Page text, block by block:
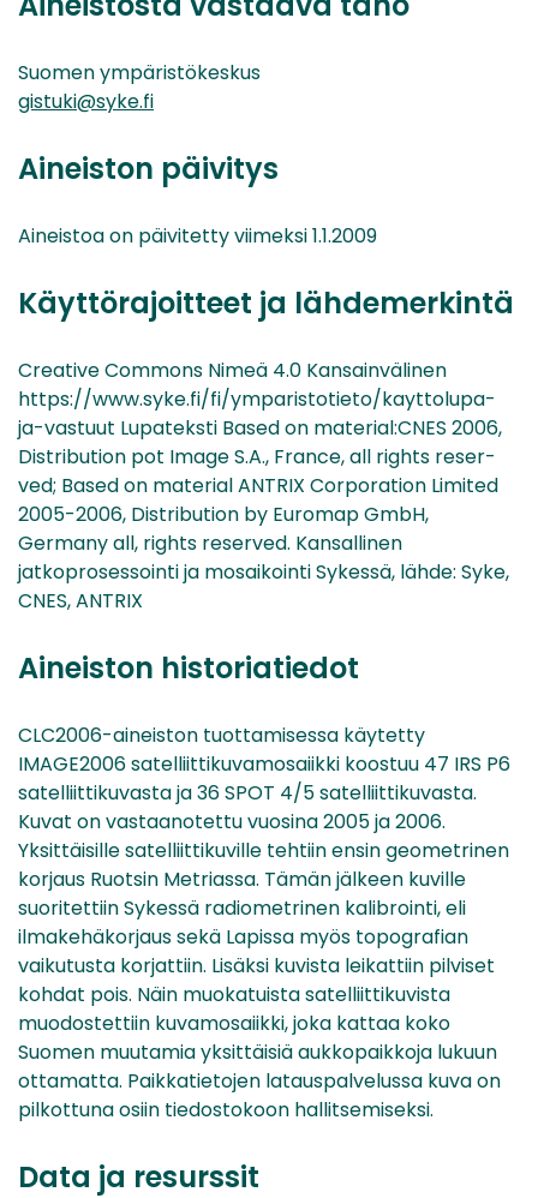
Suomen ympäristökeskus
gistuki@syke.fi
Aineiston päivitys
Aineistoa on päivitetty viimeksi 1.1.2009
Käyttörajoitteet ja lähdemerkintä
Creative Commons Nimeä 4.0 Kansainvälinen
https://www.syke.fi/fi/ymparistotieto/kayttolupa-
ja-vastuut Lupateksti Based on material:CNES 2006,
Distribution pot Image S.A., France, all rights reser-
ved; Based on material ANTRIX Corporation Limited
2005-2006, Distribution by Euromap GmbH,
Germany all, rights reserved. Kansallinen
jatkoprosessointi ja mosaikointi Sykessä, lähde: Syke,
CNES, ANTRIX
Aineiston historiatiedot
CLC2006-aineiston tuottamisessa käytetty
IMAGE2006 satelliittikuvamosaiikki koostuu 47 IRS P6
satelliittikuvasta ja 36 SPOT 4/5 satelliittikuvasta.
Kuvat on vastaanotettu vuosina 2005 ja 2006.
Yksittäisille satelliittikuville tehtiin ensin geometrinen
korjaus Ruotsin Metriassa. Tämän jälkeen kuville
suoritettiin Sykessä radiometrinen kalibrointi, eli
ilmakehäkorjaus sekä Lapissa myös topografian
vaikutusta korjattiin. Lisäksi kuvista leikattiin pilviset
kohdat pois. Näin muokatuista satelliittikuvista
muodostettiin kuvamosaiikki, joka kattaa koko
Suomen muutamia yksittäisiä aukkopaikkoja lukuun
ottamatta. Paikkatietojen latauspalvelussa kuva on
pilkottuna osiin tiedostokoon hallitsemiseksi.
Data ja resurssit